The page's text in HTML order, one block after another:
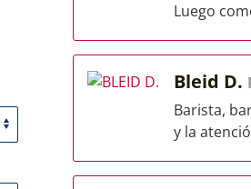
Luego
Bleid D.
Barista,
y la